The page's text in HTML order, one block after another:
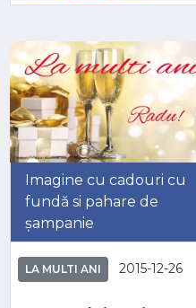
Imagine cu cadouri cu
fundă si pahare de
șampanie
LA MULTI ANI 2015-12-26